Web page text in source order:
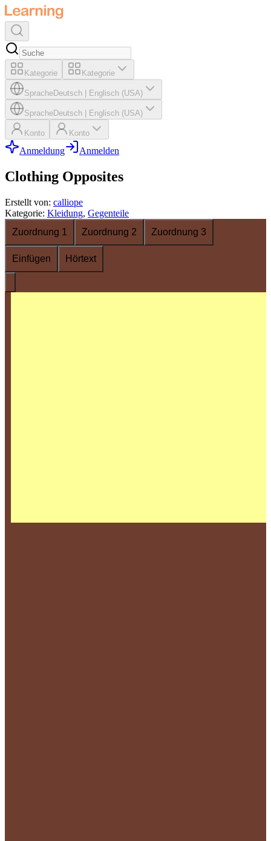
Kategorie Kategorie
SpracheDeutsch Englisch (USA)
SpracheDeutsch Englisch (USA)
Konto Konto
Anmeldung Anmelden
Clothing Opposites
Erstellt von: calliope
Kategorie: Kleidung, Gegenteile
Zuordnung 1
Zuordnung 2 Zuordnung 3
Einfügen Hörtext